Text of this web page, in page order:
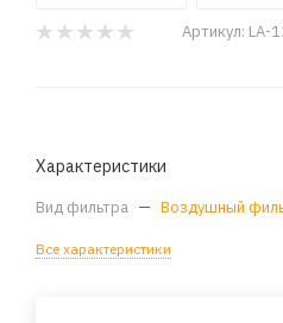
Артикул: LA-
Характеристики
Вид фильтра — Воздушный
Все характеристики